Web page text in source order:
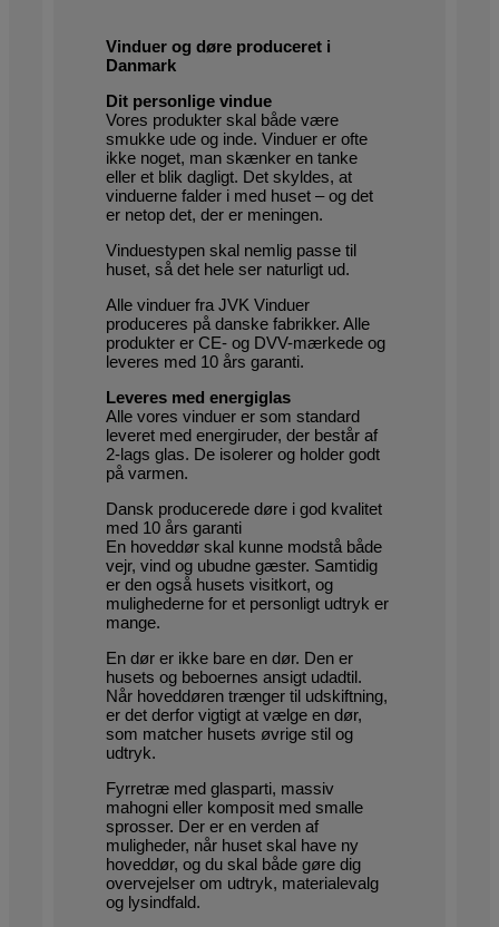
Vinduer og døre produceret i
Danmark
Dit personlige vindue
Vores produkter skal både være
smukke ude og inde. Vinduer er ofte
ikke noget, man skænker en tanke
eller et blik dagligt. Det skyldes, at
vinduerne falder i med huset – og det
er netop det, der er meningen.
Vinduestypen skal nemlig passe til
huset, så det hele ser naturligt ud.
Alle vinduer fra JVK Vinduer
produceres på danske fabrikker. Alle
produkter er CE- og DVV-mærkede og
leveres med 10 års garanti.
Leveres med energiglas
Alle vores vinduer er som standard
leveret med energiruder, der består af
2-lags glas. De isolerer og holder godt
på varmen.
Dansk producerede døre i god kvalitet
med 10 års garanti
En hoveddør skal kunne modstå både
vejr, vind og ubudne gæster. Samtidig
er den også husets visitkort, og
mulighederne for et personligt udtryk er
mange.
En dør er ikke bare en dør. Den er
husets og beboernes ansigt udadtil.
Når hoveddøren trænger til udskiftning,
er det derfor vigtigt at vælge en dør,
som matcher husets øvrige stil og
udtryk.
Fyrretræ med glasparti, massiv
mahogni eller komposit med smalle
sprosser. Der er en verden af
muligheder, når huset skal have ny
hoveddør, og du skal både gøre dig
overvejelser om udtryk, materialevalg
og lysindfald.